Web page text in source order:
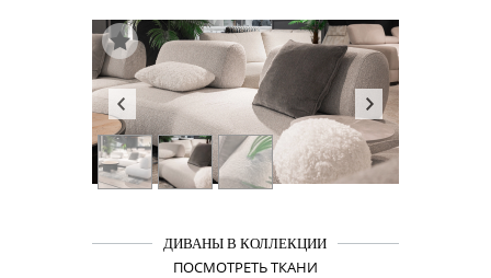
ДИВАНЫ В КОЛЛЕКЦИИ
ПОСМОТРЕТЬ ТКАНИ